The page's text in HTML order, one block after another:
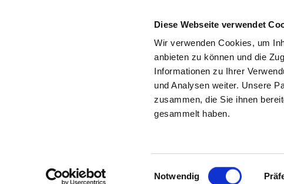
Diese Webseite verwendet
Wir verwenden Cookies, um
anbieten zu können und die
Informationen zu Ihrer
und Analysen weiter. Unsere
zusammen, die Sie ihnen
gesammelt haben.
Einwilligungsauswahl
Notwendig
Zur Krankenhaus-Startseite